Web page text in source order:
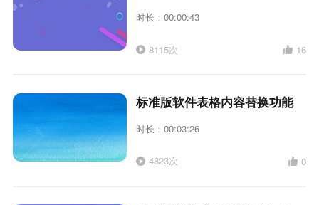
时长：00:00:43
8115次 16
标准版软件表格内容替换功能
时长：00:03:26
4823次 0